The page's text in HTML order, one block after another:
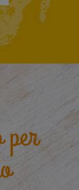
per